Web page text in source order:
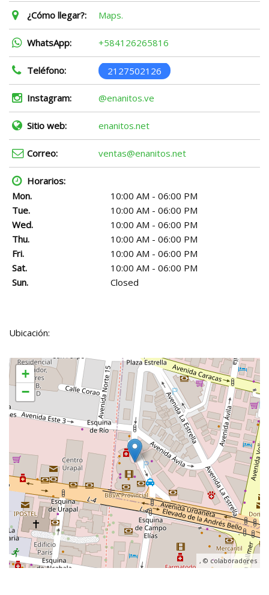
¿Cómo llegar?: Maps.
WhatsApp: +584126265816
Teléfono: 2127502126
Instagram: @enanitos.ve
Sitio web: enanitos.net
Correo: ventas@enanitos.net
Horarios:
Mon.
10:00 AM - 06:00 PM
Tue.
10:00 AM - 06:00 PM
Wed.
10:00 AM - 06:00 PM
Thu.
10:00 AM - 06:00 PM
Fri.
10:00 AM - 06:00 PM
Sat.
10:00 AM - 06:00 PM
Sun.
Closed
Ubicación:
+
−
, © colaboradores